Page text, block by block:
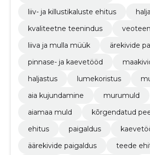
liiv- ja killustikaluste ehitus
kvaliteetne teenindus
liiva ja mulla müük
ärekivide
pinnase- ja kaevetööd
haljastus
lumekoristus
aia kujundamine
murumuld
aiamaa muld
kõrgendatud
ehitus
paigaldus
äärekivide paigaldus
teede